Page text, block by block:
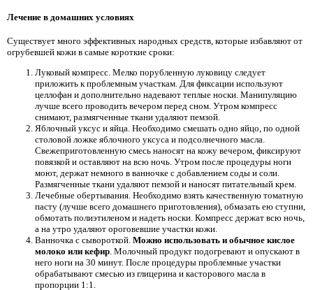
Лечение в домашних условиях
Существует много эффективных народных средств, которые избавляют от
огрубевшей кожи в самые короткие сроки:
Луковый компресс. Мелко порубленную луковицу следует
приложить к проблемным участкам. Для фиксации используют
целлофан и дополнительно надевают теплые носки. Манипуляцию
лучше всего проводить вечером перед сном. Утром компресс
снимают, размягченные ткани удаляют пемзой.
Яблочный уксус и яйца. Необходимо смешать одно яйцо, по одной
столовой ложке яблочного уксуса и подсолнечного масла.
Свежеприготовленную смесь наносят на кожу вечером, фиксируют
повязкой и оставляют на всю ночь. Утром после процедуры ноги
моют, держат немного в ванночке с добавлением соды и соли.
Размягченные ткани удаляют пемзой и наносят питательный крем.
Лечебные обертывания. Необходимо взять качественную томатную
пасту (лучше всего домашнего приготовления), обмазать ею ступни,
обмотать полиэтиленом и надеть носки. Компресс держат всю ночь,
а на утро удаляют ороговевшие участки кожи.
Ванночка с сывороткой. Можно использовать и обычное кислое
молоко или кефир. Молочный продукт подогревают и опускают в
него ноги на 30 минут. После процедуры проблемные участки
обрабатывают смесью из глицерина и касторового масла в
пропорции 1:1.